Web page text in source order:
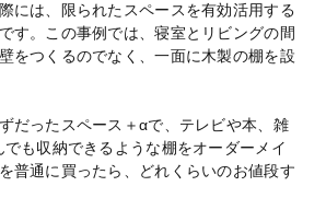
には、限られたスペースを有効活用する
す。この事例では、寝室とリビングの間
をつくるのでなく、一面に木製の棚を設
だったスペース＋αで、テレビや本、雑
も収納できるような棚をオーダーメイ
普通に買ったら、どれくらいのお値段す